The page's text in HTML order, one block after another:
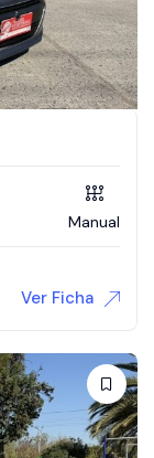
Manual
Ver Ficha